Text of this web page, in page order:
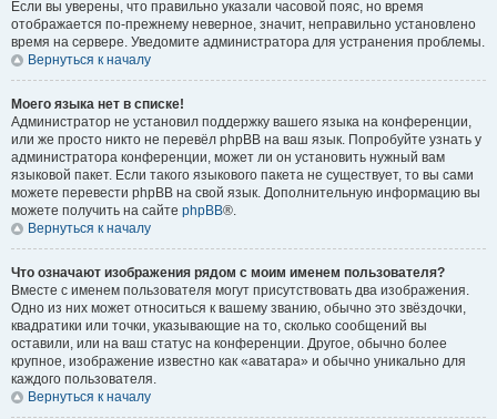
Если вы уверены, что правильно указали часовой пояс, но время
отображается по-прежнему неверное, значит, неправильно установлено
время на сервере. Уведомите администратора для устранения проблемы.
Вернуться к началу
Моего языка нет в списке!
Администратор не установил поддержку вашего языка на конференции,
или же просто никто не перевёл phpBB на ваш язык. Попробуйте узнать у
администратора конференции, может ли он установить нужный вам
языковой пакет. Если такого языкового пакета не существует, то вы сами
можете перевести phpBB на свой язык. Дополнительную информацию вы
можете получить на сайте phpBB®.
Вернуться к началу
Что означают изображения рядом с моим именем пользователя?
Вместе с именем пользователя могут присутствовать два изображения.
Одно из них может относиться к вашему званию, обычно это звёздочки,
квадратики или точки, указывающие на то, сколько сообщений вы
оставили, или на ваш статус на конференции. Другое, обычно более
крупное, изображение известно как «аватара» и обычно уникально для
каждого пользователя.
Вернуться к началу